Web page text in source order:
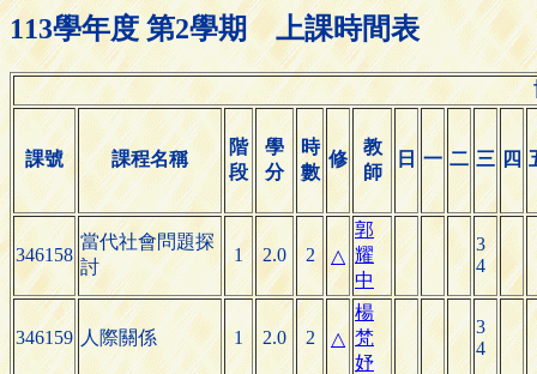
113學年度 第2學期 上課時間表
課號 課程名稱
階
段
學
分
時
數
修
教
師
日 一 二 三 四
346158
當代社會問題探
討
1 2.0 2 △
郭
耀
中
3
4
346159 人際關係 1 2.0 2 △
楊
梵
妤
3
4